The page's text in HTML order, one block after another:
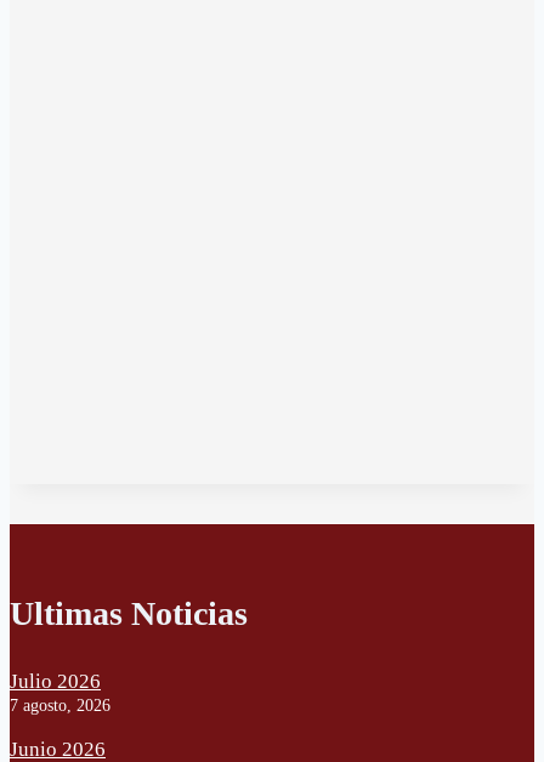
Ultimas Noticias
Julio 2026
7 agosto, 2026
Junio 2026